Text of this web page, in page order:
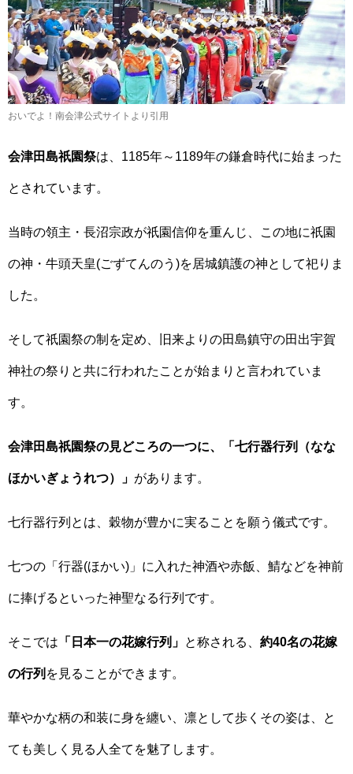
おいでよ！南会津公式サイトより引用
会津田島祇園祭は、1185年～1189年の鎌倉時代に始まった
とされています。
当時の領主・長沼宗政が祇園信仰を重んじ、この地に祇園
の神・牛頭天皇(ごずてんのう)を居城鎮護の神として祀りま
した。
そして祇園祭の制を定め、旧来よりの田島鎮守の田出宇賀
神社の祭りと共に行われたことが始まりと言われていま
す。
会津田島祇園祭の見どころの一つに、「七行器行列（なな
ほかいぎょうれつ）」 があります。
七行器行列とは、穀物が豊かに実ることを願う儀式です。
七つの「行器(ほかい)」に入れた神酒や赤飯、鯖などを神前
に捧げるといった神聖なる行列です。
そこでは 「日本一の花嫁行列」 と称される、 約40名の花嫁
の行列 を見ることができます。
華やかな柄の和装に身を纏い、凛として歩くその姿は、と
ても美しく見る人全てを魅了します。